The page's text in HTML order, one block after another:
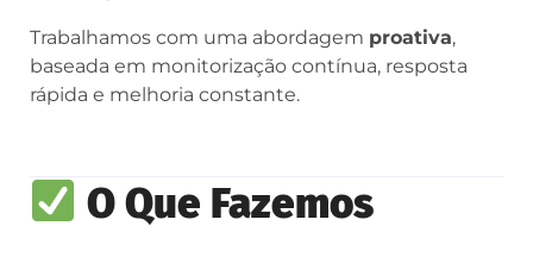
Trabalhamos com uma abordagem proativa,
baseada em monitorização contínua, resposta
rápida e melhoria constante.
O Que Fazemos